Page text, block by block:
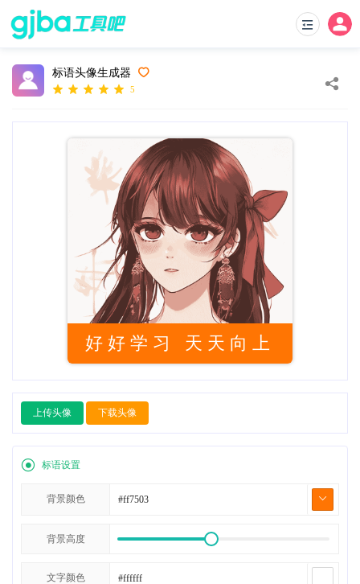
标语头像生成器
5
好好学习 天天向上
上传头像 下载头像
标语设置
背景颜色
背景高度
文字颜色